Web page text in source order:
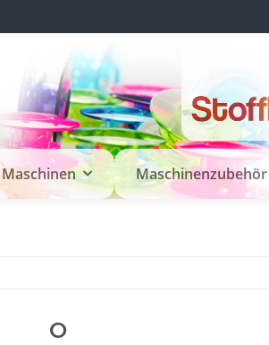
Maschinen Maschinenzubehör
O